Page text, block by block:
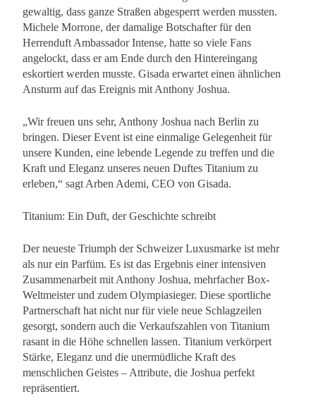
gewaltig, dass ganze Straßen abgesperrt werden mussten.
Michele Morrone, der damalige Botschafter für den
Herrenduft Ambassador Intense, hatte so viele Fans
angelockt, dass er am Ende durch den Hintereingang
eskortiert werden musste. Gisada erwartet einen ähnlichen
Ansturm auf das Ereignis mit Anthony Joshua.
„Wir freuen uns sehr, Anthony Joshua nach Berlin zu
bringen. Dieser Event ist eine einmalige Gelegenheit für
unsere Kunden, eine lebende Legende zu treffen und die
Kraft und Eleganz unseres neuen Duftes Titanium zu
erleben,“ sagt Arben Ademi, CEO von Gisada.
Titanium: Ein Duft, der Geschichte schreibt
Der neueste Triumph der Schweizer Luxusmarke ist mehr
als nur ein Parfüm. Es ist das Ergebnis einer intensiven
Zusammenarbeit mit Anthony Joshua, mehrfacher Box-
Weltmeister und zudem Olympiasieger. Diese sportliche
Partnerschaft hat nicht nur für viele neue Schlagzeilen
gesorgt, sondern auch die Verkaufszahlen von Titanium
rasant in die Höhe schnellen lassen. Titanium verkörpert
Stärke, Eleganz und die unermüdliche Kraft des
menschlichen Geistes – Attribute, die Joshua perfekt
repräsentiert.